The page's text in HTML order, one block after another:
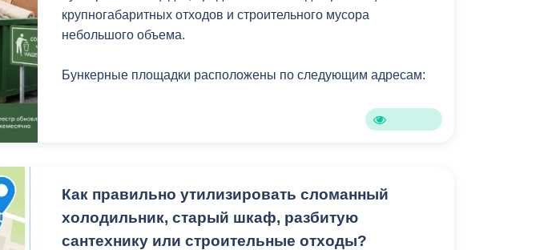
Кадровая политика Противодействие коррупции
Контактная информация
Списки граждан, состоящих на
улучшении жилищных условий по
Общественное обсуждение
документов стратегического
Гражданская оборона в
чрезвычайных ситуациях
крупногабаритных отходов и строительного мусора
небольшого объема.
Бункерные площадки расположены по следующим адресам:
Как правильно утилизировать сломанный
холодильник, старый шкаф, разбитую
сантехнику или строительные отходы?